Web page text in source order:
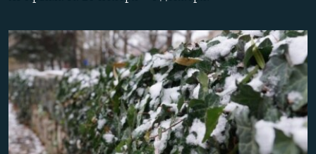
УКРАИНСКАЯ ПРОБЛЕМА КРЫМА
Все сайты RFE/RL